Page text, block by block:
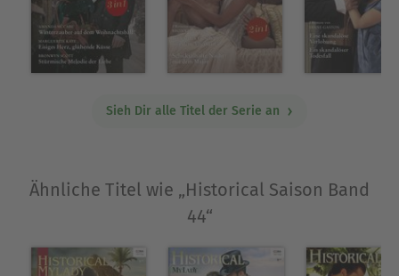
Sieh Dir alle Titel der Serie an
Ähnliche Titel wie „Historical Saison Band
44“